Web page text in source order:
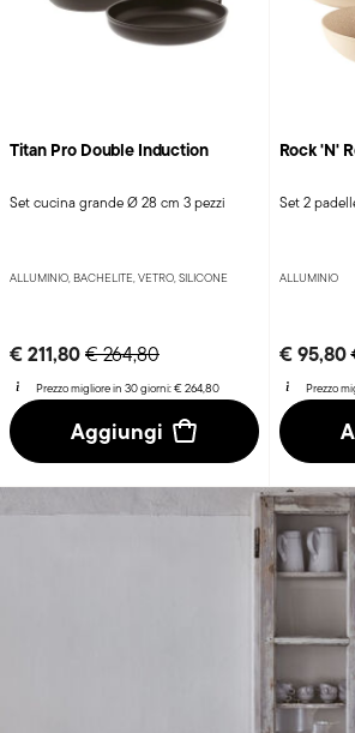
Titan Pro Double Induction
Set cucina grande Ø 28 cm 3 pezzi
ALLUMINIO, BACHELITE, VETRO, SILICONE
€ 211,80Price reduced from
€ 264,80to
Prezzo migliore in 30 giorni:€ 264,80
Aggiungi
Rock 'N'
Set 2
ALLUMINIO
€ 95,80
Prezzo